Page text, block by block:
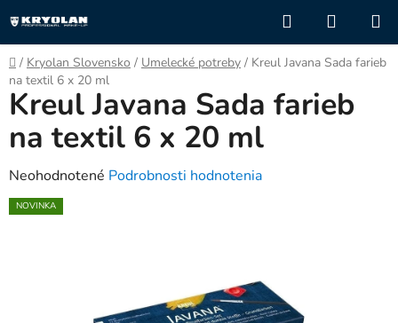
na
obsah
Hľadať
KOŠÍK
Domov
/ Kryolan Slovensko / Umelecké potreby / Kreul Javana Sada farieb
na textil 6 x 20 ml
Kreul Javana Sada farieb
na textil 6 x 20 ml
Priemerné
hodnotenie
Neohodnotené Podrobnosti hodnotenia
NOVINKA